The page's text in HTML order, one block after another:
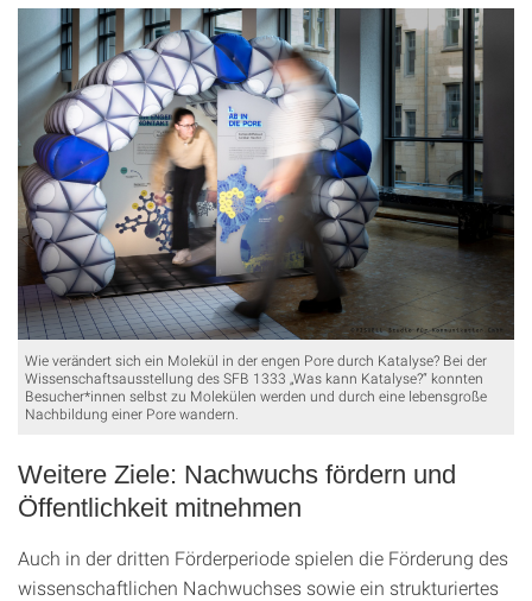
Wie verändert sich ein Molekül in der engen Pore durch Katalyse? Bei der
Wissenschaftsausstellung des SFB 1333 „Was kann Katalyse?“ konnten
Besucher*innen selbst zu Molekülen werden und durch eine lebensgroße
Nachbildung einer Pore wandern.
Weitere Ziele: Nachwuchs fördern und
Öffentlichkeit mitnehmen
Auch in der dritten Förderperiode spielen die Förderung des
wissenschaftlichen Nachwuchses sowie ein strukturiertes